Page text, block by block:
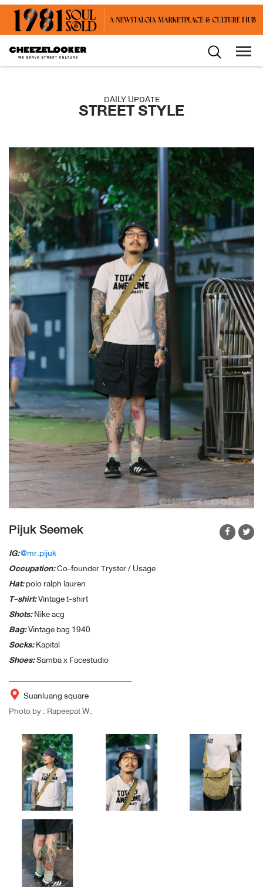
DAILY UPDATE
STREET STYLE
Pijuk Seemek
IG:@mr.pijuk
Occupation:Co-founder Tryster / Usage
Hat:polo ralph lauren
T-shirt:Vintage t-shirt
Shots:Nike acg
Bag:Vintage bag 1940
Socks:Kapital
Shoes:Samba x Facestudio
Suanluang square
Photo by : Rapeepat W.